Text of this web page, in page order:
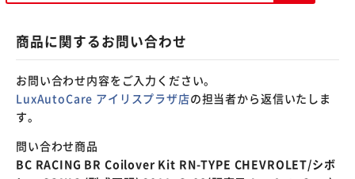
商品に関するお問い合わせ
お問い合わせ内容をご入力ください。
LuxAutoCare アイリスプラザ店の担当者から返信いたしま
す。
問い合わせ商品
BC RACING BR Coilover Kit RN-TYPE CHEVROLET/シボ